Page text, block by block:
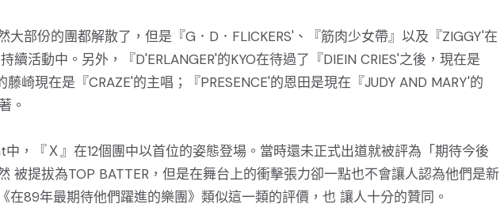
大部份的團都解散了，但是『G．D．FLICKERS'、『筋肉少女帶』以及『ZIGGY'在
續活動中。另外，『D'ERLANGER'的KYO在待過了『DIEIN CRIES'之後，現在是
崎現在是『CRAZE'的主唱；『PRESENCE'的恩田是現在『JUDY AND MARY'的
。
，『Ｘ』在12個團中以首位的姿態登場。當時還未正式出道就被評為「期待今後
被提拔為TOP BATTER，但是在舞台上的衝擊張力卻一點也不會讓人認為他們是新
在89年最期待他們躍進的樂團》類似這一類的評價，也 讓人十分的贊同。